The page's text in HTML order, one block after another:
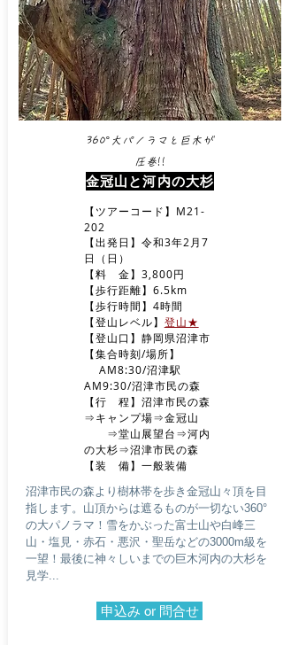
360°大パノラマと巨木が
圧巻!!​
​金冠山と河内の大杉
【ツアーコード】M21-
202
【出発日】令和3年2月7
日（日）
【料 金】3,800円
【歩行距離】6.5km
【歩行時間】4時間
​【登山レベル】 登山★
​【登山口】静岡県沼津市
【集合時刻/場所】
AM8:30/沼津駅
AM9:30/沼津市民の森
​【行 程】沼津市民の森
⇒キャンプ場⇒金冠山
⇒堂山展望台⇒河内
の大杉⇒沼津市民の森
​【装 備】一般装備
沼津市民の森より樹林帯を歩き金冠山々頂を目
指します。山頂からは遮るものが一切ない360°
の大パノラマ！雪をかぶった富士山や白峰三
山・塩見・赤石・悪沢・聖岳などの3000m級を
一望！最後に神々しいまでの巨木河内の大杉を
見学...
申込み or 問合せ